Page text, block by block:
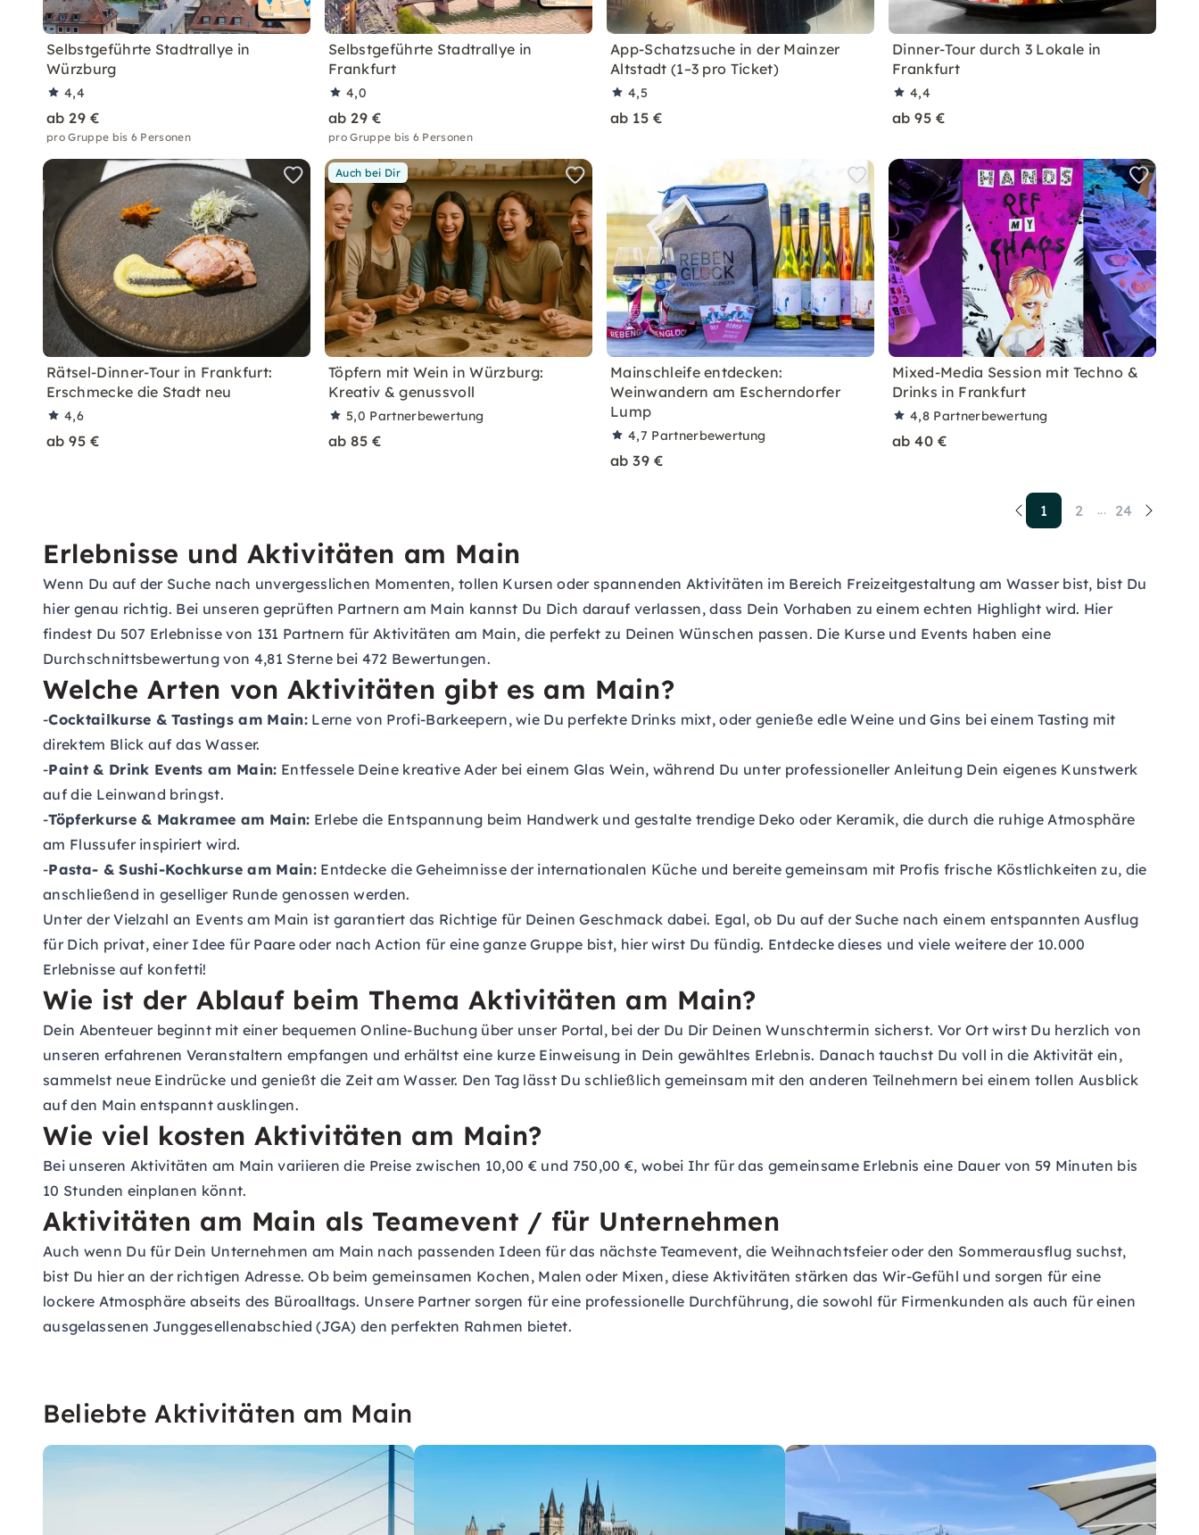
Selbstgeführte Stadtrallye in
Würzburg
4,4
ab 29 €
pro Gruppe bis 6 Personen
Selbstgeführte Stadtrallye in
Frankfurt
4,0
ab 29 €
pro Gruppe bis 6 Personen
App-Schatzsuche in der Mainzer
Altstadt (1–3 pro Ticket)
4,5
ab 15 €
Dinner-Tour durch 3 Lokale in
Frankfurt
4,4
ab 95 €
Rätsel-Dinner-Tour in Frankfurt:
Erschmecke die Stadt neu
4,6
ab 95 €
Auch bei Dir
Töpfern mit Wein in Würzburg:
Kreativ & genussvoll
5,0 Partnerbewertung
ab 85 €
Mainschleife entdecken:
Weinwandern am Escherndorfer
Lump
4,7 Partnerbewertung
ab 39 €
Mixed-Media Session mit Techno &
Drinks in Frankfurt
4,8 Partnerbewertung
ab 40 €
1 2 ... 24
Erlebnisse und Aktivitäten am Main
Wenn Du auf der Suche nach unvergesslichen Momenten, tollen Kursen oder spannenden Aktivitäten im Bereich Freizeitgestaltung am Wasser bist, bist Du
hier genau richtig. Bei unseren geprüften Partnern am Main kannst Du Dich darauf verlassen, dass Dein Vorhaben zu einem echten Highlight wird. Hier
findest Du 507 Erlebnisse von 131 Partnern für Aktivitäten am Main, die perfekt zu Deinen Wünschen passen. Die Kurse und Events haben eine
Durchschnittsbewertung von 4,81 Sterne bei 472 Bewertungen.
Welche Arten von Aktivitäten gibt es am Main?
-Cocktailkurse & Tastings am Main:Lerne von Profi-Barkeepern, wie Du perfekte Drinks mixt, oder genieße edle Weine und Gins bei einem Tasting mit
direktem Blick auf das Wasser.
-Paint & Drink Events am Main: Entfessele Deine kreative Ader bei einem Glas Wein, während Du unter professioneller Anleitung Dein eigenes Kunstwerk
auf die Leinwand bringst.
-Töpferkurse & Makramee am Main: Erlebe die Entspannung beim Handwerk und gestalte trendige Deko oder Keramik, die durch die ruhige Atmosphäre
am Flussufer inspiriert wird.
-Pasta- & Sushi-Kochkurse am Main:Entdecke die Geheimnisse der internationalen Küche und bereite gemeinsam mit Profis frische Köstlichkeiten zu, die
anschließend in geselliger Runde genossen werden.
Unter der Vielzahl an Events am Main ist garantiert das Richtige für Deinen Geschmack dabei. Egal, ob Du auf der Suche nach einem entspannten Ausflug
für Dich privat, einer Idee für Paare oder nach Action für eine ganze Gruppe bist, hier wirst Du fündig. Entdecke dieses und viele weitere der 10.000
Erlebnisse auf konfetti!
Wie ist der Ablauf beim Thema Aktivitäten am Main?
Dein Abenteuer beginnt mit einer bequemen Online-Buchung über unser Portal, bei der Du Dir Deinen Wunschtermin sicherst. Vor Ort wirst Du herzlich von
unseren erfahrenen Veranstaltern empfangen und erhältst eine kurze Einweisung in Dein gewähltes Erlebnis. Danach tauchst Du voll in die Aktivität ein,
sammelst neue Eindrücke und genießt die Zeit am Wasser. Den Tag lässt Du schließlich gemeinsam mit den anderen Teilnehmern bei einem tollen Ausblick
auf den Main entspannt ausklingen.
Wie viel kosten Aktivitäten am Main?
Bei unseren Aktivitäten am Main variieren die Preise zwischen 10,00 € und 750,00 €, wobei Ihr für das gemeinsame Erlebnis eine Dauer von 59 Minuten bis
10 Stunden einplanen könnt.
Aktivitäten am Main als Teamevent / für Unternehmen
Auch wenn Du für Dein Unternehmen am Main nach passenden Ideen für das nächste Teamevent, die Weihnachtsfeier oder den Sommerausflug suchst,
bist Du hier an der richtigen Adresse. Ob beim gemeinsamen Kochen, Malen oder Mixen, diese Aktivitäten stärken das Wir-Gefühl und sorgen für eine
lockere Atmosphäre abseits des Büroalltags. Unsere Partner sorgen für eine professionelle Durchführung, die sowohl für Firmenkunden als auch für einen
ausgelassenen Junggesellenabschied (JGA) den perfekten Rahmen bietet.
Beliebte Aktivitäten am Main